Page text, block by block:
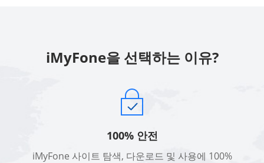
iMyFone을 선택하는 이유?
100% 안전
iMyFone 사이트 탐색, 다운로드 및 사용에 100%